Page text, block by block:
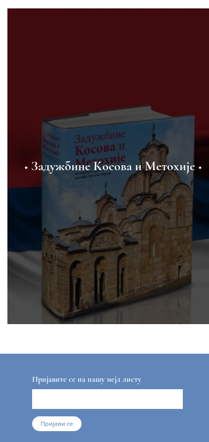
◆ Задужбине Косова и Метохије ◆
Пријавите се на нашу мејл листу
Пријави се